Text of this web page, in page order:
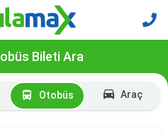
Bileti Ara
Otobüs Araç